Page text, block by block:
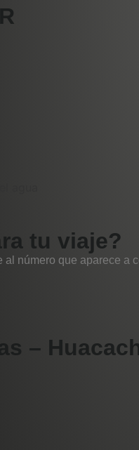
agua
tu viaje?
al número que aparece
–